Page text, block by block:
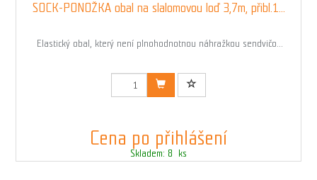
SOCK-PONOŽKA obal na slalomovou loď 3,7m, přibl.1...
Elastický obal, který není plnohodnotnou náhražkou sendvičo...
Kód: 03225
Cena po přihlášení
Skladem: 8 ks